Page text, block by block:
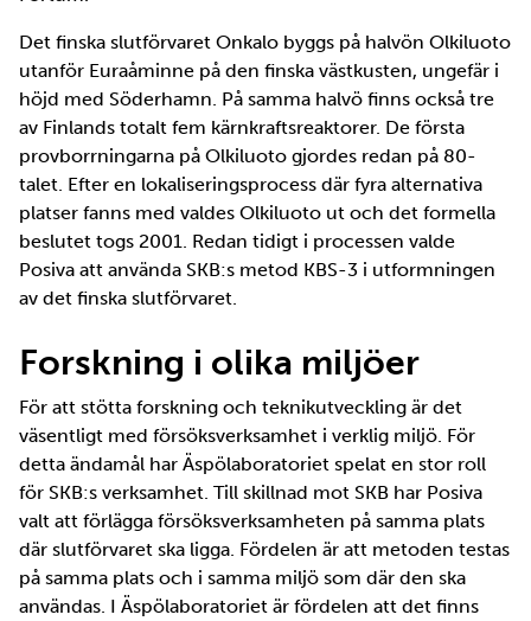
Det finska slutförvaret Onkalo byggs på halvön Olkiluoto
utanför Euraåminne på den finska västkusten, ungefär i
höjd med Söderhamn. På samma halvö finns också tre
av Finlands totalt fem kärnkraftsreaktorer. De första
provborrningarna på Olkiluoto gjordes redan på 80-
talet. Efter en lokaliseringsprocess där fyra alternativa
platser fanns med valdes Olkiluoto ut och det formella
beslutet togs 2001. Redan tidigt i processen valde
Posiva att använda SKB:s metod KBS-3 i utformningen
av det finska slutförvaret.
Forskning i olika miljöer
För att stötta forskning och teknikutveckling är det
väsentligt med försöksverksamhet i verklig miljö. För
detta ändamål har Äspölaboratoriet spelat en stor roll
för SKB:s verksamhet. Till skillnad mot SKB har Posiva
valt att förlägga försöksverksamheten på samma plats
där slutförvaret ska ligga. Fördelen är att metoden testas
på samma plats och i samma miljö som där den ska
användas. I Äspölaboratoriet är fördelen att det finns